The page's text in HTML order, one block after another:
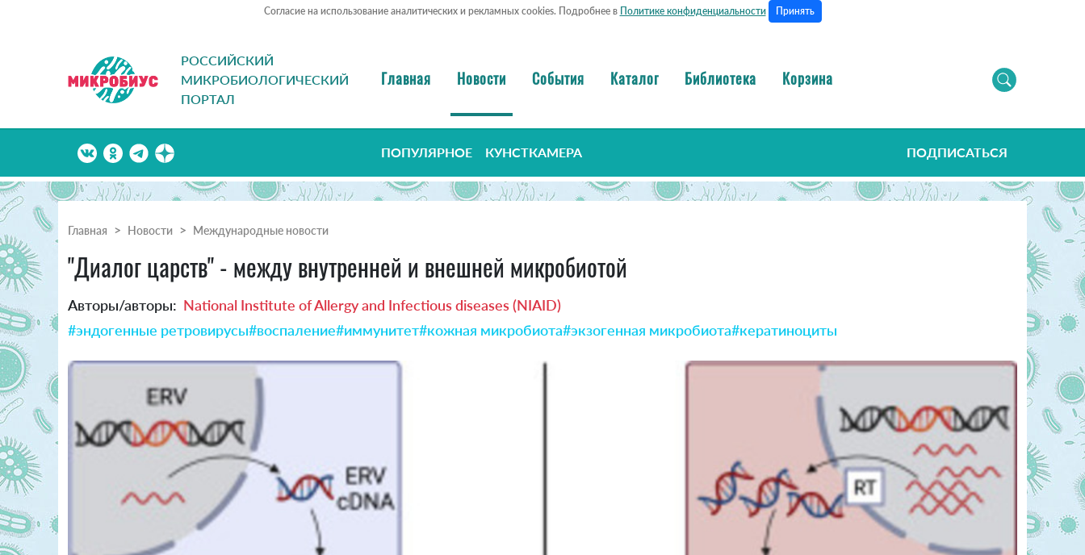
Согласие на использование аналитических и рекламных cookies. Подробнее в Политике конфиденциальности Принять
РОССИЙСКИЙ
МИКРОБИОЛОГИЧЕСКИЙ
ПОРТАЛ
Главная Новости События Каталог Библиотека Корзина
ПОПУЛЯРНОЕ КУНСТКАМЕРА ПОДПИСАТЬСЯ
Главная Новости Международные новости
"Диалог царств" - между внутренней и внешней микробиотой
Авторы/авторы: National Institute of Allergy and Infectious diseases (NIAID)
#эндогенные ретровирусы#воспаление#иммунитет#кожная микробиота#экзогенная микробиота#кератиноциты